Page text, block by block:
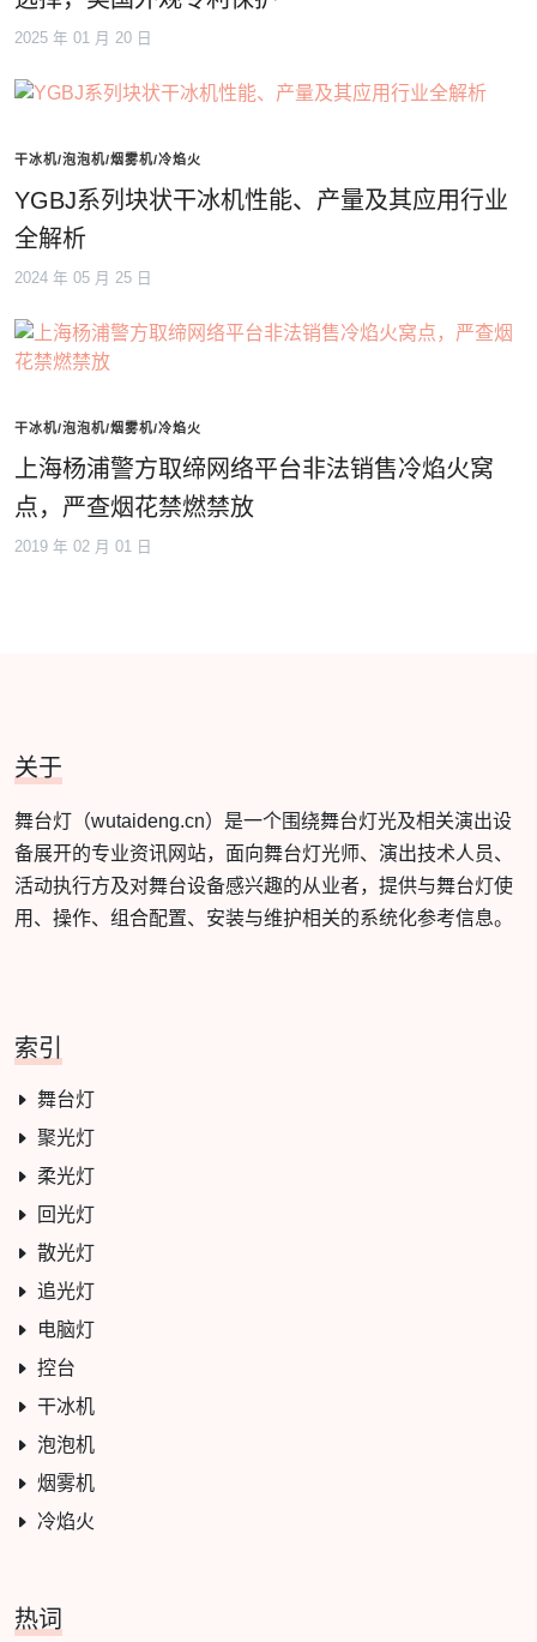
2025 年 01 月 20 日
干冰机/泡泡机/烟雾机/冷焰火
YGBJ系列块状干冰机性能、产量及其应用行业
全解析
2024 年 05 月 25 日
干冰机/泡泡机/烟雾机/冷焰火
上海杨浦警方取缔网络平台非法销售冷焰火窝
点，严查烟花禁燃禁放
2019 年 02 月 01 日
关于
舞台灯（wutaideng.cn）是一个围绕舞台灯光及相关演出设
备展开的专业资讯网站，面向舞台灯光师、演出技术人员、
活动执行方及对舞台设备感兴趣的从业者，提供与舞台灯使
用、操作、组合配置、安装与维护相关的系统化参考信息。
索引
舞台灯
聚光灯
柔光灯
回光灯
散光灯
追光灯
电脑灯
控台
干冰机
泡泡机
烟雾机
冷焰火
热词